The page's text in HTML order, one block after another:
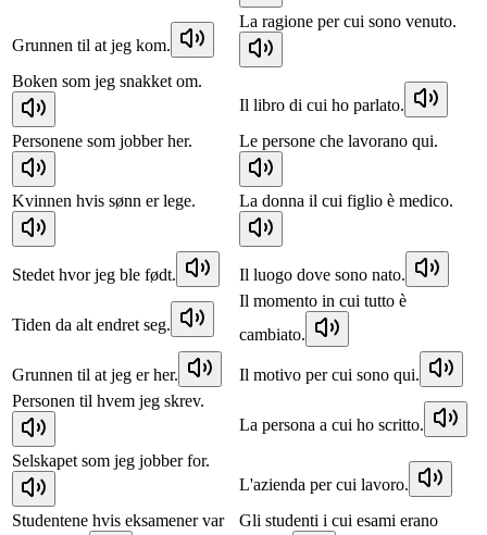
Grunnen til at jeg kom.
La ragione per cui sono venuto.
Boken som jeg snakket om.
Il libro di cui ho parlato.
Personene som jobber her.
Le persone che lavorano qui.
Kvinnen hvis sønn er lege. La donna il cui figlio è medico.
Stedet hvor jeg ble født. Il luogo dove sono nato.
Tiden da alt endret seg.
Il momento in cui tutto è
cambiato.
Grunnen til at jeg er her.
Il motivo per cui sono qui.
Personen til hvem jeg skrev.
La persona a cui ho scritto.
Selskapet som jeg jobber for.
L'azienda per cui lavoro.
Studentene hvis eksamener var
Gli studenti i cui esami erano